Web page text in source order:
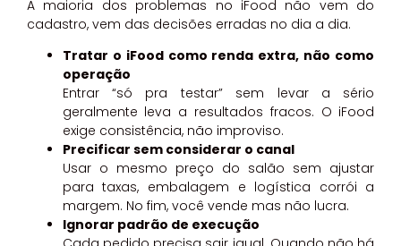
A maioria dos problemas no iFood não vem do
cadastro, vem das decisões erradas no dia a dia.
Tratar o iFood como renda extra, não como
operação
Entrar “só pra testar” sem levar a sério
geralmente leva a resultados fracos. O iFood
exige consistência, não improviso.
Precificar sem considerar o canal
Usar o mesmo preço do salão sem ajustar
para taxas, embalagem e logística corrói a
margem. No fim, você vende mas não lucra.
Ignorar padrão de execução